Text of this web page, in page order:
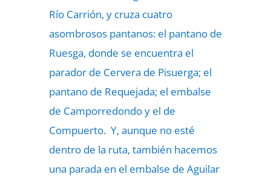
Río Carrión, y cruza cuatro
asombrosos pantanos: el pantano de
Ruesga, donde se encuentra el
parador de Cervera de Pisuerga; el
pantano de Requejada; el embalse
de Camporredondo y el de
Compuerto. Y, aunque no esté
dentro de la ruta, también hacemos
una parada en el embalse de Aguilar